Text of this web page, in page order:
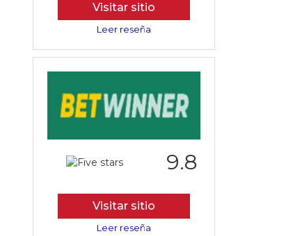
Visitar sitio
Leer reseña
9.8
Visitar sitio
Leer reseña